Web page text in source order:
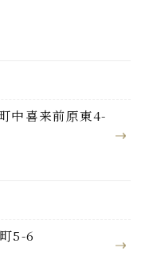
中喜来前原東4-
5-6